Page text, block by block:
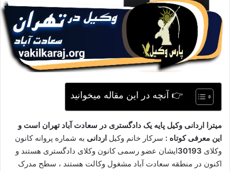
👉 آنچه در این مقاله میخوانید
میترا اردانی وکیل پایه یک دادگستری در سعادت آباد تهران است و
این معرفی کوتاه : سرکار خانم وکیل اردانی به شماره پروانه کانون
وکلای
ایشان عضو رسمی کانون وکلای دادگستری هستند و
اکنون در منطقه سعادت آباد مشغول وکالت هستند ، سطح مدرک